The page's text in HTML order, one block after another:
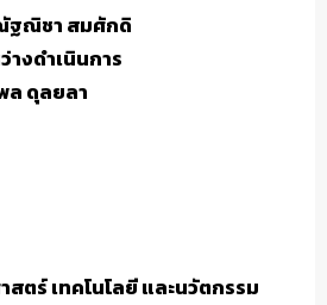
ฐณิชา สมศักดิ
งดำเนินการ
ล ดุลยลา
สตร์ เทคโนโลยี และนวัตกรรม